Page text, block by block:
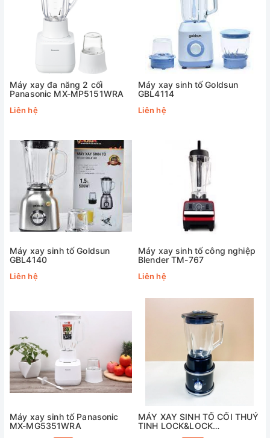
Máy xay đa năng 2 cối
Panasonic MX-MP5151WRA
Liên hệ
Máy xay sinh tố Goldsun
GBL4114
Liên hệ
Máy xay sinh tố Goldsun
GBL4140
Liên hệ
Máy xay sinh tố công nghiệp
Blender TM-767
Liên hệ
Máy xay sinh tố Panasonic
MX-MG5351WRA
MÁY XAY SINH TỐ CỐI THUỶ
TINH LOCK&LOCK